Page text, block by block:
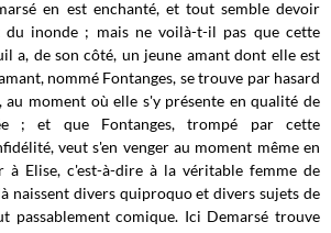
en est enchanté, et tout semble devoir
inonde ; mais ne voilà-t-il pas que cette
a, de son côté, un jeune amant dont elle est
nommé Fontanges, se trouve par hasard
au moment où elle s'y présente en qualité de
; et que Fontanges, trompé par cette
veut s'en venger au moment même en
à Elise, c'est-à-dire à la véritable femme de
naissent divers quiproquo et divers sujets de
passablement comique. Ici Demarsé trouve